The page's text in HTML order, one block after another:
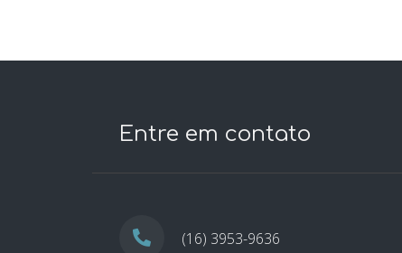
Entre em contato
(16) 3953-9636